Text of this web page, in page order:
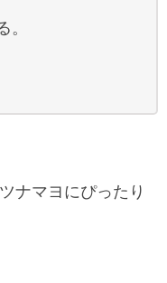
ナマヨにぴったり